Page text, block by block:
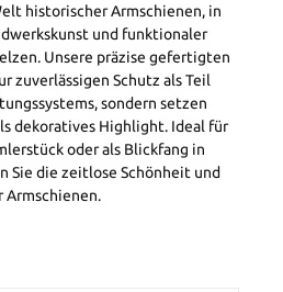
historischer Armschienen, in
und funktionaler
Unsere präzise gefertigten
zuverlässigen Schutz als Teil
sondern setzen
dekoratives Highlight. Ideal für
oder als Blickfang in
Sie die zeitlose Schönheit und